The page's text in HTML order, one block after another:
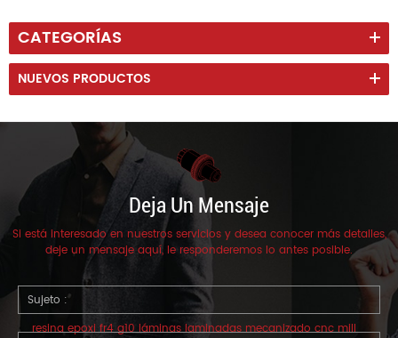
CATEGORÍAS
NUEVOS PRODUCTOS
Deja Un Mensaje
Si está interesado en nuestros servicios y desea conocer más detalles,
deje un mensaje aquí, le responderemos lo antes posible.
Sujeto :
resina epoxi fr4 g10 láminas laminadas mecanizado cnc mill